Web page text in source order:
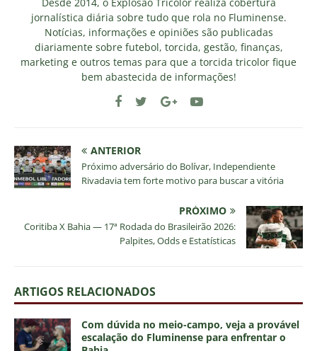
jornalística diária sobre tudo que rola no Fluminense.
Notícias, informações e opiniões são publicadas
diariamente sobre futebol, torcida, gestão, finanças,
marketing e outros temas para que a torcida tricolor fique
bem abastecida de informações!
ANTERIOR
Próximo adversário do Bolívar, Independiente
Rivadavia tem forte motivo para buscar a vitória
PRÓXIMO
Coritiba X Bahia — 17ª Rodada do Brasileirão 2026:
Palpites, Odds e Estatísticas
ARTIGOS RELACIONADOS
Com dúvida no meio-campo, veja a provável
escalação do Fluminense para enfrentar o